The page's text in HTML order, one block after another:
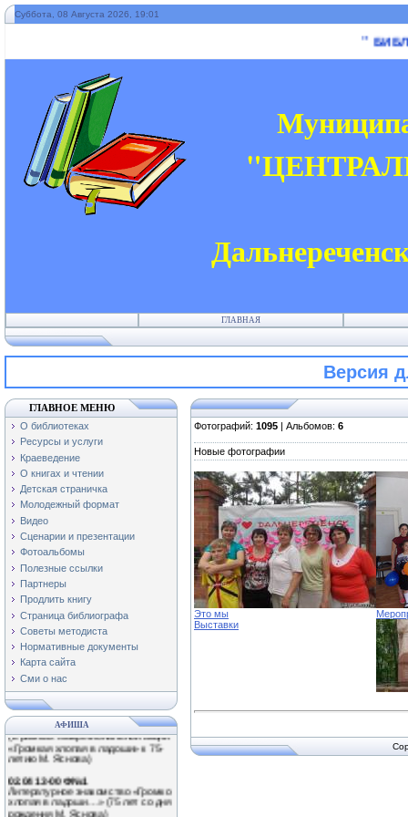
Суббота, 08 Августа 2026, 19:01
"
ГЛАВНАЯ
Версия
ГЛАВНОЕ МЕНЮ
О библиотеках
Ресурсы и услуги
Краеведение
О книгах и чтении
Детская страничка
Молодежный формат
Видео
Сценарии и презентации
Фотоальбомы
Полезные ссылки
Партнеры
Продлить книгу
Страница библиографа
Советы методиста
Нормативные документы
Карта сайта
Сми о нас
АФИША
01.04 11-00 Ф№3
Экологический час «Наши
крылатые друзья!»
(Международный день птиц)
0.04 13-00 Ф№1
Обзор книжной выставки
«Путешествие в мир природы»
02.04 10-00 ЦБ
Библиотечный час для дошколят
(в рамках Межрегиональной акции
«Громкая хлопая в ладоши» к 75-
летию М. Яснова)
02.04 13-00 Ф№1
хлопая в ладоши…» (75 лет со дня
рождения М. Яснова)
Фотографий: 1095 | Альбомов: 6
Новые фотографии
Это мы
Выставки